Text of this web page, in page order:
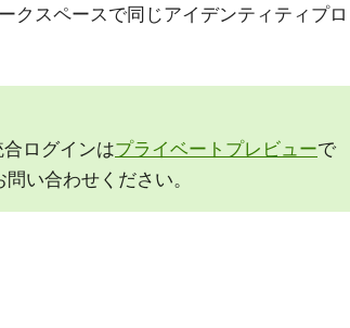
クスペースで同じアイデンティティプロ
ログインはプライベートプレビューで
い合わせください。